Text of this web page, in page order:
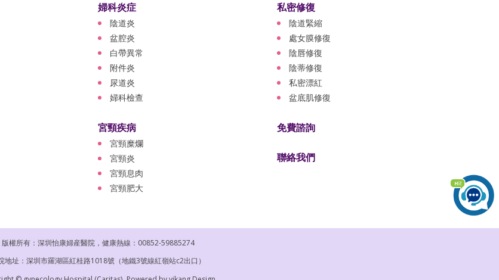
婦科炎症
陰道炎
盆腔炎
白帶異常
附件炎
尿道炎
婦科檢查
宮頸疾病
宮頸糜爛
宮頸炎
宮頸息肉
宮頸肥大
私密修復
陰道緊縮
處女膜修復
陰唇修復
陰蒂修復
私密漂紅
盆底肌修復
免費諮詢
聯絡我們
版權所有：深圳怡康婦産醫院，健康熱線：00852-59885274
地址：深圳市羅湖區紅桂路1018號（地鐵3號線紅嶺站c2出口）